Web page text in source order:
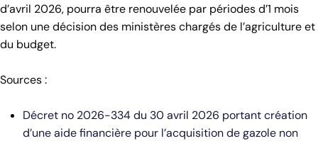
d’avril 2026, pourra être renouvelée par périodes d’1 mois
selon une décision des ministères chargés de l’agriculture et
du budget.
Sources :
Décret no 2026-334 du 30 avril 2026 portant création
d’une aide financière pour l’acquisition de gazole non